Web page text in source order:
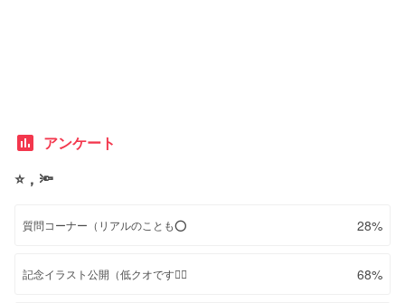
poll アンケート
⭐️，🔦
質問コーナー（リアルのことも⭕️ 28%
記念イラスト公開（低クオです🙇‍♀️ 68%